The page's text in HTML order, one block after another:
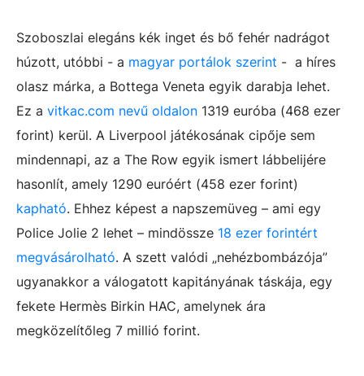
Szoboszlai elegáns kék inget és bő fehér nadrágot
húzott, utóbbi - a magyar portálok szerint - a híres
olasz márka, a Bottega Veneta egyik darabja lehet.
Ez a vitkac.com nevű oldalon 1319 euróba (468 ezer
forint) kerül. A Liverpool játékosának cipője sem
mindennapi, az a The Row egyik ismert lábbelijére
hasonlít, amely 1290 euróért (458 ezer forint)
kapható. Ehhez képest a napszemüveg – ami egy
Police Jolie 2 lehet – mindössze 18 ezer forintért
megvásárolható. A szett valódi „nehézbombázója”
ugyanakkor a válogatott kapitányának táskája, egy
fekete Hermès Birkin HAC, amelynek ára
megközelítőleg 7 millió forint.